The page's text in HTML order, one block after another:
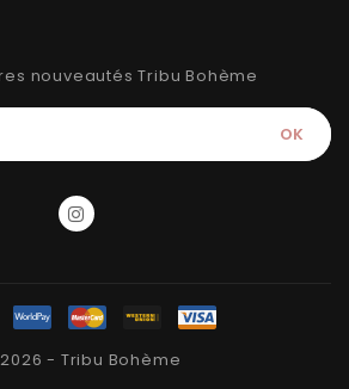
nouveautés Tribu Bohème
- Tribu Bohème